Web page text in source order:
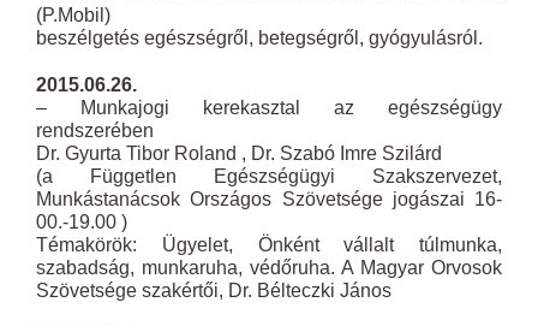
(P.Mobil)
beszélgetés egészségről, betegségről, gyógyulásról.
2015.06.26.
– Munkajogi kerekasztal az egészségügy
rendszerében
Dr. Gyurta Tibor Roland , Dr. Szabó Imre Szilárd
(a Független Egészségügyi Szakszervezet,
Munkástanácsok Országos Szövetsége jogászai 16-
00.-19.00 )
Témakörök: Ügyelet, Önként vállalt túlmunka,
szabadság, munkaruha, védőruha. A Magyar Orvosok
Szövetsége szakértői, Dr. Bélteczki János